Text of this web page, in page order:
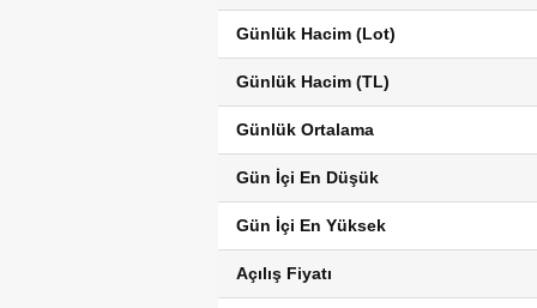
Günlük Hacim (Lot)
Günlük Hacim (TL)
Günlük Ortalama
Gün İçi En Düşük
Gün İçi En Yüksek
Açılış Fiyatı